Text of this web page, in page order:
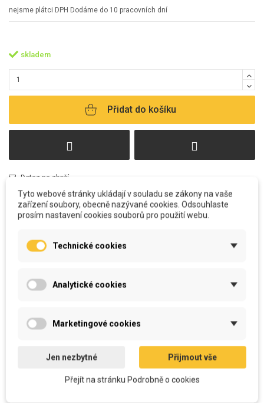
nejsme plátci DPH Dodáme do 10 pracovních dní
skladem
Přidat do košíku
Dotaz na zboží
Velmi pevná plátěná taška s krátkým uchem s praktickou vnitřní
schovat peněženku, mobil, účtenky....
DETAILY PRODUKTU
Tyto webové stránky ukládají v souladu se zákony na vaše
zařízení soubory, obecně nazývané cookies. Odsouhlaste
prosím nastavení cookies souborů pro použití webu.
Technické cookies
Analytické cookies
Marketingové cookies
Jen nezbytné Přijmout vše
Přejít na stránku Podrobně o cookies